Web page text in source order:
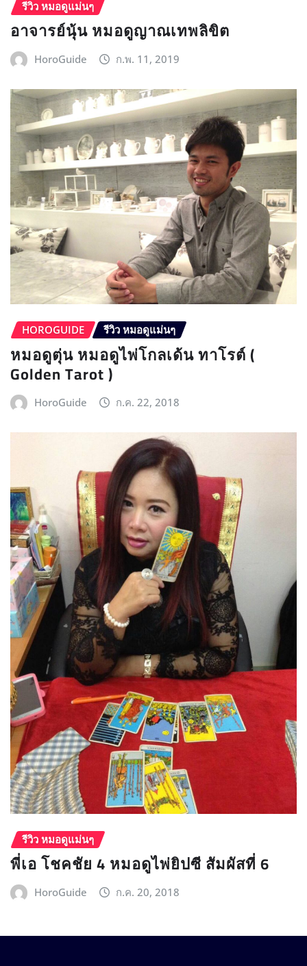
รีวิว หมอดูแม่นๆ
อาจารย์นุ้น หมอดูญาณเทพลิขิต
HoroGuide ก.พ. 11, 2019
HOROGUIDE รีวิว หมอดูแม่นๆ
หมอดูตุ่น หมอดูไพ่โกลเด้น ทาโรต์ (
Golden Tarot )
HoroGuide ก.ค. 22, 2018
รีวิว หมอดูแม่นๆ
พี่เอ โชคชัย 4 หมอดูไพ่ยิปซี สัมผัสที่ 6
HoroGuide ก.ค. 20, 2018